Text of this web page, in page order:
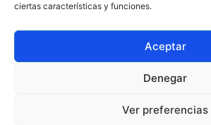
ciertas características y funciones.
Aceptar
Denegar
Ver preferencias